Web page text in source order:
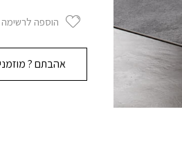
הוספה לרשימה
אהבתם ?